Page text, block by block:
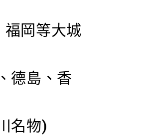
福岡等大城
德島、香
名物)